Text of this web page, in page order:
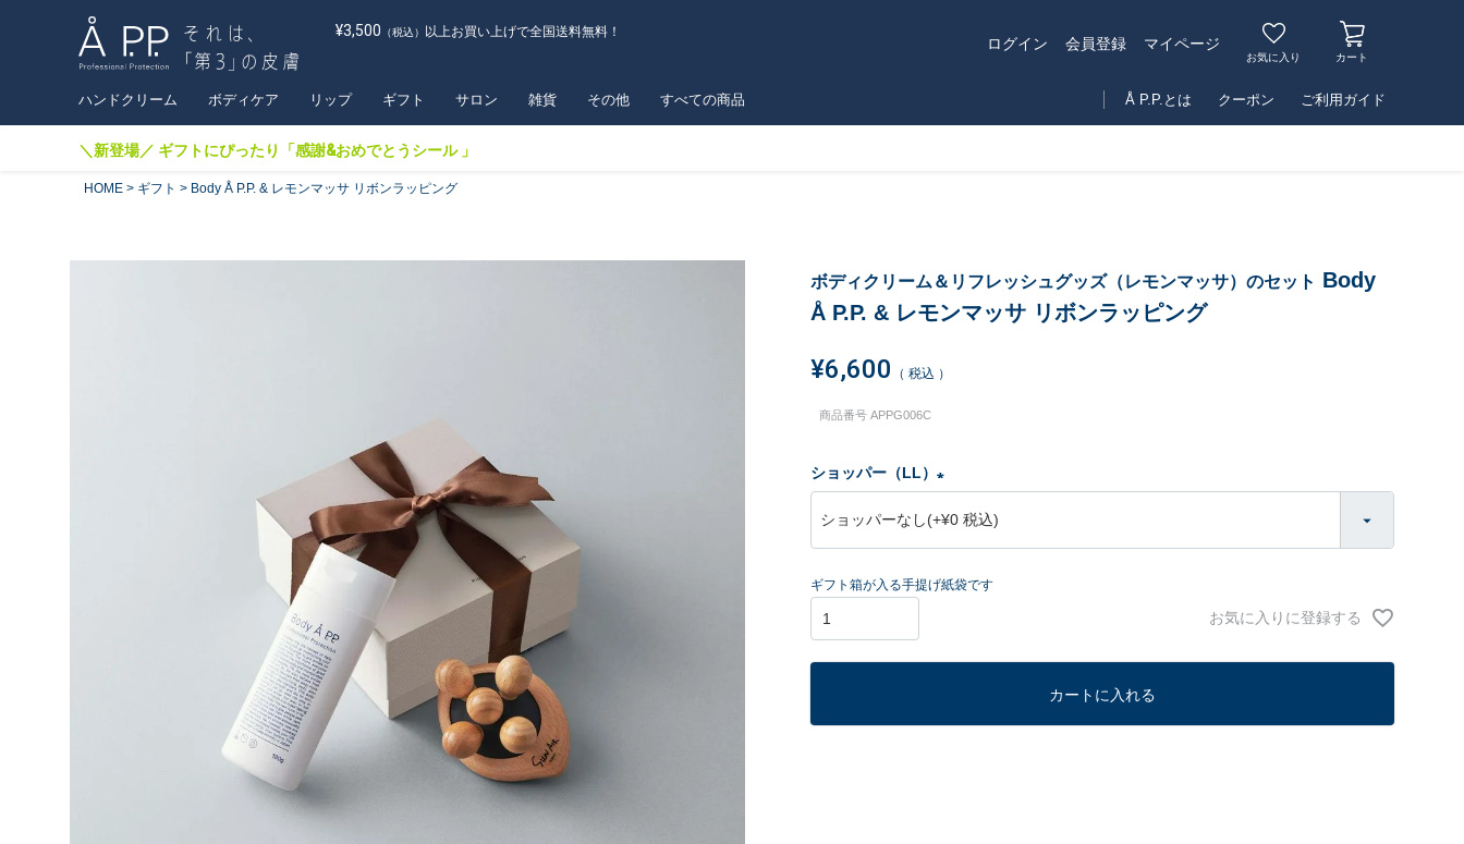
¥3,500 （税込） 以上お買い上げで全国送料無料！
ログイン 会員登録 マイページ
お気に入り カート
ハンドクリーム ボディケア リップ ギフト サロン 雑貨 その他 すべての商品 Å P.P.とは クーポン ご利用ガイド
＼新登場／ ギフトにぴったり「感謝&おめでとうシール 」
HOME ギフト Body Å P.P. & レモンマッサ リボンラッピング
ボディクリーム＆リフレッシュグッズ（レモンマッサ）のセット Body
Å P.P. & レモンマッサ リボンラッピング
¥6,600 税込
商品番号 APPG006C
ショッパー（LL）
(
)
ギフト箱が入る手提げ紙袋です
お気に入りに登録する
カートに入れる